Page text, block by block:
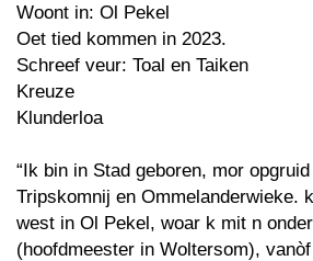
Woont in: Ol Pekel
Oet tied kommen in 2023.
Schreef veur: Toal en Taiken
Kreuze
Klunderloa
“Ik bin in Stad geboren, mor
Tripskomnij en Ommelanderwieke.
west in Ol Pekel, woar k mit n
(hoofdmeester in Woltersom),